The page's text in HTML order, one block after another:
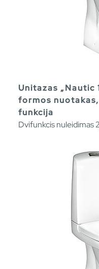
Unitazas „Nautic
formos
funkcija
Dvifunkcis nuleidimas